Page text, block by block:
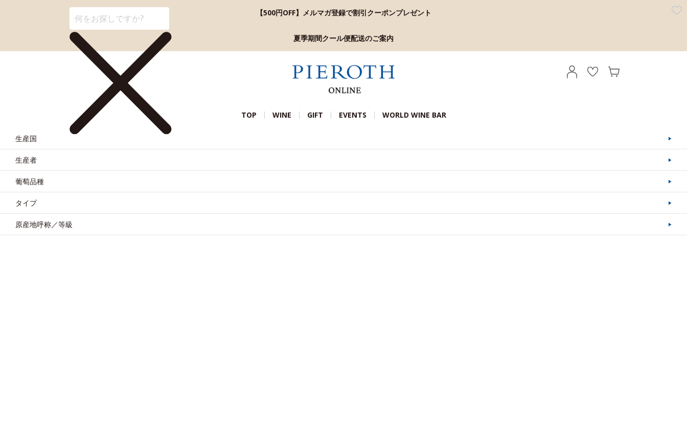
【500円OFF】メルマガ登録で割引クーポンプレゼント
夏季期間クール便配送のご案内
TOP WINE GIFT EVENTS WORLD WINE BAR
生産国
生産者
葡萄品種
タイプ
原産地呼称／等級